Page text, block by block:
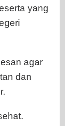
yang
agar
dan